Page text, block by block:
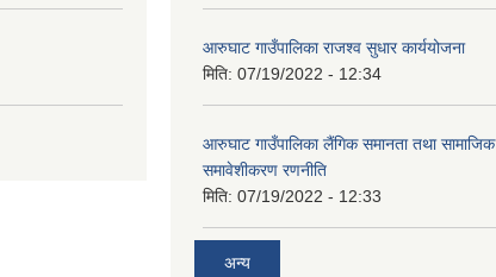
आरुघाट गाउँपालिका राजश्व सुधार कार्ययोजना
मिति: 07/19/2022 - 12:34
आरुघाट गाउँपालिका लैंगिक समानता तथा सामाजिक
समावेशीकरण रणनीति
मिति: 07/19/2022 - 12:33
अन्य